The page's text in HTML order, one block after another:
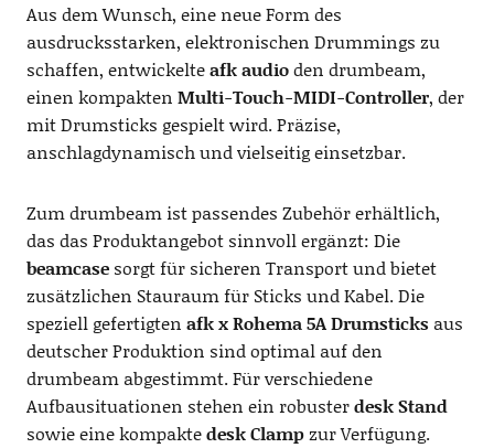
Aus dem Wunsch, eine neue Form des
ausdrucksstarken, elektronischen Drummings zu
schaffen, entwickelteafk audioden drumbeam,
einen kompakten Multi-Touch-MIDI-Controller, der
mit Drumsticks gespielt wird. Präzise,
anschlagdynamisch und vielseitig einsetzbar.
Zum drumbeam ist passendes Zubehör erhältlich,
das das Produktangebot sinnvoll ergänzt: Die
beamcasesorgt für sicheren Transport und bietet
zusätzlichen Stauraum für Sticks und Kabel. Die
speziell gefertigten afk x Rohema 5A Drumsticksaus
deutscher Produktion sind optimal auf den
drumbeam abgestimmt. Für verschiedene
Aufbausituationen stehen ein robusterdesk Stand
sowie eine kompaktedesk Clampzur Verfügung.